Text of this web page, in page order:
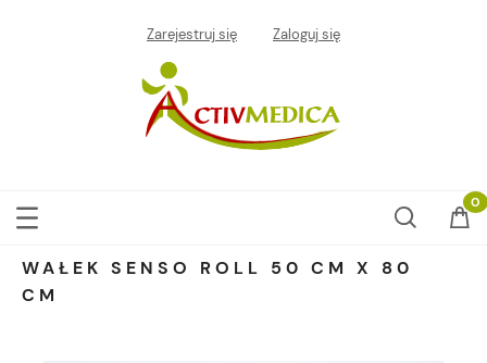
Zarejestruj się Zaloguj się
WAŁEK SENSO ROLL 50 CM X 80
CM